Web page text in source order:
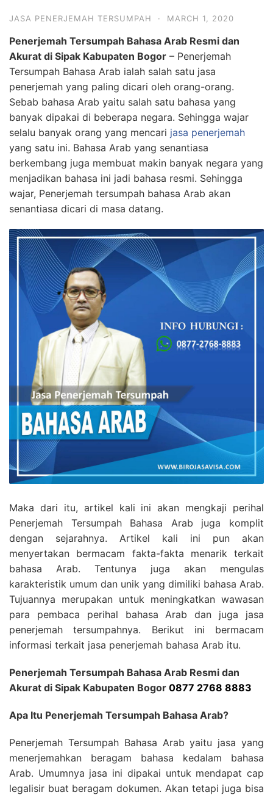
JASA PENERJEMAH TERSUMPAH · MARCH 1, 2020
Penerjemah Tersumpah Bahasa Arab Resmi dan
Akurat di Sipak Kabupaten Bogor – Penerjemah
Tersumpah Bahasa Arab ialah salah satu jasa
penerjemah yang paling dicari oleh orang-orang.
Sebab bahasa Arab yaitu salah satu bahasa yang
banyak dipakai di beberapa negara. Sehingga wajar
selalu banyak orang yang mencari jasa penerjemah
yang satu ini. Bahasa Arab yang senantiasa
berkembang juga membuat makin banyak negara yang
menjadikan bahasa ini jadi bahasa resmi. Sehingga
wajar, Penerjemah tersumpah bahasa Arab akan
senantiasa dicari di masa datang.
Maka dari itu, artikel kali ini akan mengkaji perihal
Penerjemah Tersumpah Bahasa Arab juga komplit
dengan sejarahnya. Artikel kali ini pun akan
menyertakan bermacam fakta-fakta menarik terkait
bahasa Arab. Tentunya juga akan mengulas
karakteristik umum dan unik yang dimiliki bahasa Arab.
Tujuannya merupakan untuk meningkatkan wawasan
para pembaca perihal bahasa Arab dan juga jasa
penerjemah tersumpahnya. Berikut ini bermacam
informasi terkait jasa penerjemah bahasa Arab itu.
Penerjemah Tersumpah Bahasa Arab Resmi dan
Akurat di Sipak Kabupaten Bogor 0877 2768 8883
Apa Itu Penerjemah Tersumpah Bahasa Arab?
Penerjemah Tersumpah Bahasa Arab yaitu jasa yang
menerjemahkan beragam bahasa kedalam bahasa
Arab. Umumnya jasa ini dipakai untuk mendapat cap
legalisir buat beragam dokumen. Akan tetapi juga bisa